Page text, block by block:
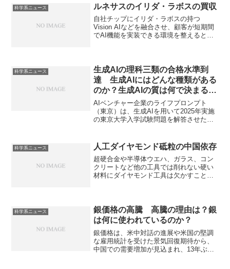
科学系ニュース ルネサスのイリダ・ラボスの買収
自社チップにイリダ・ラボスの持つ
Vision AIなどを融合させ、顧客が短期間
でAI機能を実装できる環境を整えるとさ
科学系ニュース
生成AIの理科三類の合格水準到
達 生成AIにはどんな種類がある
のか？生成AIの質は何で決まるの
か？
AIベンチャー企業のライフプロンプト
（東京）は、生成AIを用いて2025年実施
の東京大学入学試験問題を解答させた結
AIも含めて、様々なコンテンツを作成す
る生成AIがあり、ビジネスからエンター
テインメントまで幅広く利用されていま
す。どのような生成AIがあるのか、何が
質を左右するのかを知ることができま
科学系ニュース 人工ダイヤモンド砥粒の中国依存
超硬合金や半導体ウエハ、ガラス、コン
クリートなど他の工具では削れない硬い
材料にダイヤモンド工具は欠かすことが
科学系ニュース
銀価格の高騰 高騰の理由は？銀
は何に使われているのか？
銀価格は、米中対話の進展や米国の堅調
な雇用統計を受けた景気回復期待から、
中国での需要増加が見込まれ、13年ぶり